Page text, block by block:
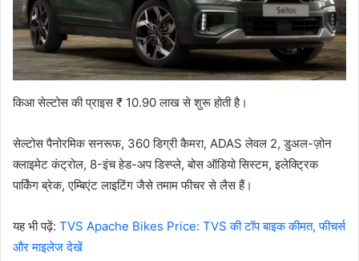
किआ सेल्टोस की प्राइस ₹ 10.90 लाख से शुरू होती है।
सेल्टोस पैनोरमिक सनरूफ, 360 डिग्री कैमरा, ADAS लेवल 2, डुअल-ज़ोन
क्लाइमेट कंट्रोल, 8-इंच हेड-अप डिस्प्ले, बोस ऑडियो सिस्टम, इलेक्ट्रिक
पार्किंग ब्रेक, एम्बिएंट लाइटिंग जैसे तमाम फीचर से लैस हैं।
यह भी पढ़ें: TVS Apache Bikes Price: TVS की टॉप बाइक कीमत, फीचर्स
और माइलेज देखें